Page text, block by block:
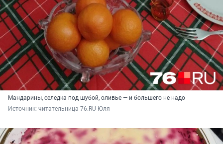
Мандарины, селедка под шубой, оливье — и большего не надо
Источник: читательница 76.RU Юля